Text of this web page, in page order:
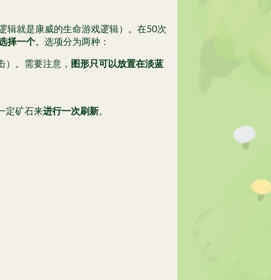
逻辑就是康威的生命游戏逻辑）。在50次
择一个。选项分为两种：
。需要注意， 图形只可以放置在淡蓝
定矿石来进行一次刷新。